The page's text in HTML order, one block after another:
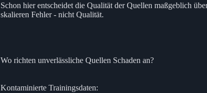
Schon hier entscheidet die Qualität der Quellen maßgeblich
skalieren Fehler - nicht Qualität.
Wo richten unverlässliche Quellen Schaden an?
Kontaminierte Trainingsdaten: